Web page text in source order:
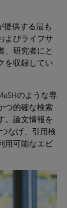
提供する最も
よびライフサ
、研究者にと
を収録してい
のような専
つ的確な検索
。論文情報を
なげ、引用検
用可能なエビ